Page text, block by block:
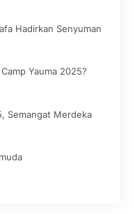
Hadirkan Senyuman
Yauma 2025?
Semangat Merdeka